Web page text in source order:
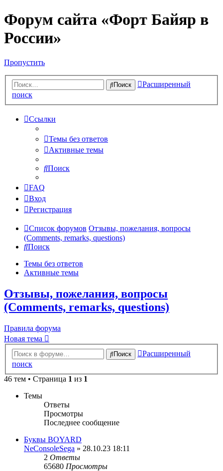
Форум сайта «Форт Байяр в
России»
Пропустить
Поиск
Расширенный
поиск
Ссылки
Темы без ответов
Активные темы
Поиск
FAQ
Вход
Регистрация
Список форумов Отзывы, пожелания, вопросы
(Comments, remarks, questions)
Поиск
Темы без ответов
Активные темы
Отзывы, пожелания, вопросы
(Comments, remarks, questions)
Правила форума
Новая тема
Поиск
Расширенный
поиск
46 тем • Страница 1 из 1
Темы
Ответы
Просмотры
Последнее сообщение
Буквы BOYARD
NeConsoleSega » 28.10.23 18:11
2 Ответы
65680 Просмотры